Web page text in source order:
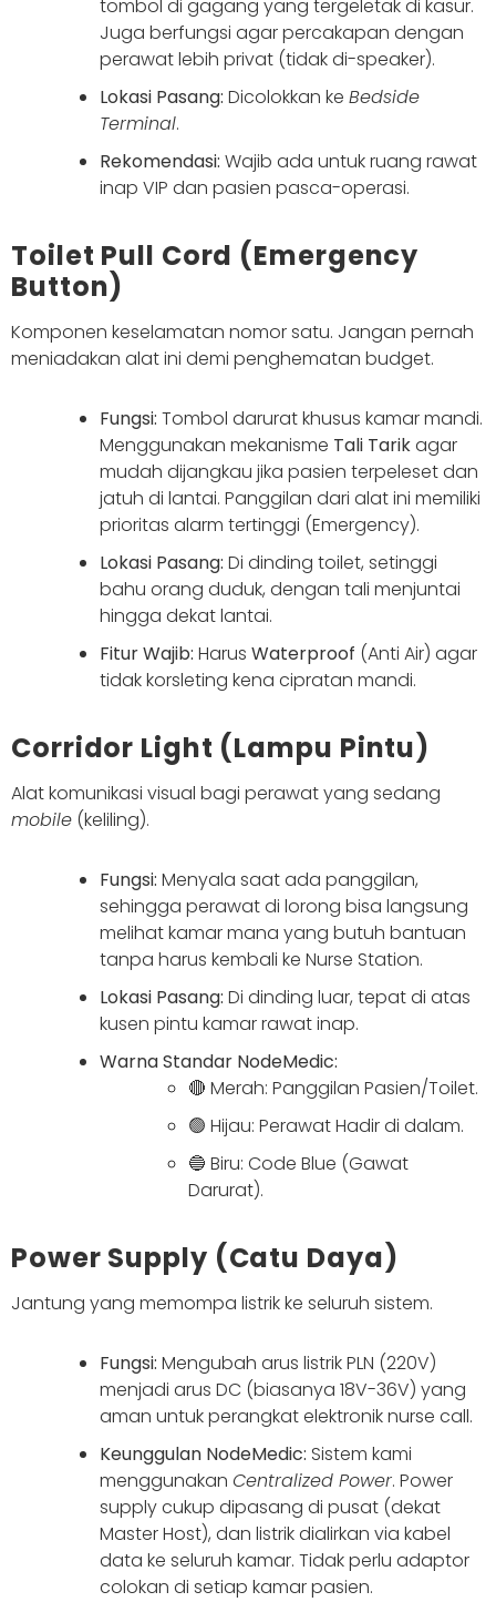
tombol di gagang yang tergeletak di kasur.
Juga berfungsi agar percakapan dengan
perawat lebih privat (tidak di-speaker).
Lokasi Pasang: Dicolokkan ke Bedside
Terminal.
Rekomendasi: Wajib ada untuk ruang rawat
inap VIP dan pasien pasca-operasi.
Toilet Pull Cord (Emergency
Button)
Komponen keselamatan nomor satu. Jangan pernah
meniadakan alat ini demi penghematan budget.
Fungsi: Tombol darurat khusus kamar mandi.
Menggunakan mekanisme Tali Tarikagar
mudah dijangkau jika pasien terpeleset dan
jatuh di lantai. Panggilan dari alat ini memiliki
prioritas alarm tertinggi (Emergency).
Lokasi Pasang: Di dinding toilet, setinggi
bahu orang duduk, dengan tali menjuntai
hingga dekat lantai.
Fitur Wajib: Harus Waterproof (Anti Air) agar
tidak korsleting kena cipratan mandi.
Corridor Light (Lampu Pintu)
Alat komunikasi visual bagi perawat yang sedang
mobile (keliling).
Fungsi: Menyala saat ada panggilan,
sehingga perawat di lorong bisa langsung
melihat kamar mana yang butuh bantuan
tanpa harus kembali ke Nurse Station.
Lokasi Pasang: Di dinding luar, tepat di atas
kusen pintu kamar rawat inap.
Warna Standar NodeMedic:
🔴 Merah: Panggilan Pasien/Toilet.
🟢 Hijau: Perawat Hadir di dalam.
🔵 Biru: Code Blue (Gawat
Darurat).
Power Supply (Catu Daya)
Jantung yang memompa listrik ke seluruh sistem.
Fungsi: Mengubah arus listrik PLN (220V)
menjadi arus DC (biasanya 18V-36V) yang
aman untuk perangkat elektronik nurse call.
Keunggulan NodeMedic: Sistem kami
menggunakan Centralized Power. Power
supply cukup dipasang di pusat (dekat
Master Host), dan listrik dialirkan via kabel
data ke seluruh kamar. Tidak perlu adaptor
colokan di setiap kamar pasien.